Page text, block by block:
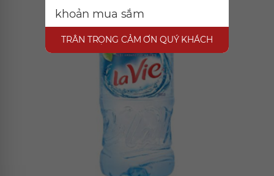
khoản mua sắm
TRÂN TRỌNG CẢM ƠN QUÝ KHÁCH